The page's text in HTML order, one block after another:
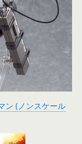
ン (ノンスケール